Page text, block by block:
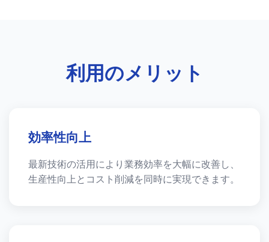
利用のメリット
効率性向上
最新技術の活用により業務効率を大幅に改善し、
生産性向上とコスト削減を同時に実現できます。